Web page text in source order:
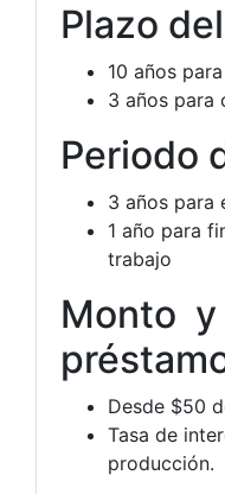
Plazo
10 años
3 años para
Periodo
3 años para
1 año para
trabajo
Monto y
Desde $50
Tasa de
producción.